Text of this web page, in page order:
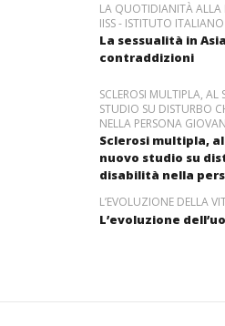
LA QUOTIDIANITÀ ALLA
IISS - ISTITUTO
La sessualità in
contraddizioni
SCLEROSI MULTIPLA,
STUDIO SU DISTURBO
NELLA PERSONA
Sclerosi multipla,
nuovo studio su
disabilità nella
L’EVOLUZIONE DELLA
L’evoluzione